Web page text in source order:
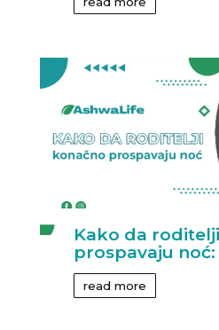
Kako da
prospavaju noć:
read more